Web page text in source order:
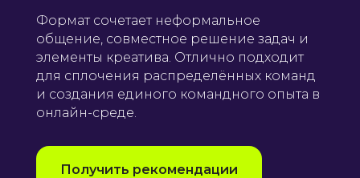
Формат сочетает неформальное
общение, совместное решение задач и
элементы креатива. Отлично подходит
для сплочения распределённых команд
и создания единого командного опыта в
онлайн-среде.
Получить рекомендации